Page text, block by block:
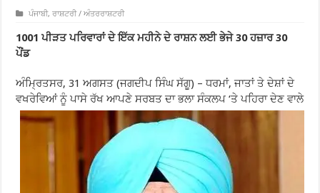
ਪੰਜਾਬੀ,ਰਾਸ਼ਟਰੀ / ਅੰਤਰਰਾਸ਼ਟਰੀ
1001 ਪੀੜਤ ਪਰਿਵਾਰਾਂ ਦੇ ਇੱਕ ਮਹੀਨੇ ਦੇ ਰਾਸ਼ਨ ਲਈ ਭੇਜੇ 30 ਹਜ਼ਾਰ 30
ਪੌਂਡ
ਅੰਮ੍ਰਿਤਸਰ, 31 ਅਗਸਤ (ਜਗਦੀਪ ਸਿੰਘ ਸੱਗੂ) – ਧਰਮਾਂ, ਜਾਤਾਂ ਤੇ ਦੇਸ਼ਾਂ ਦੇ
ਵਖਰੇਵਿਆਂ ਨੂੰ ਪਾਸੇ ਰੱਖ ਆਪਣੇ ਸਰਬਤ ਦਾ ਭਲਾ ਸੰਕਲਪ ‘ਤੇ ਪਹਿਰਾ ਦੇਣ ਵਾਲੇ